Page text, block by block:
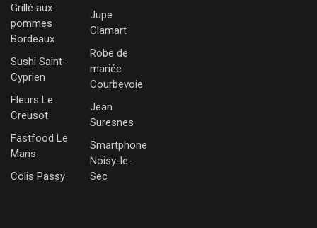
Grillé aux
pommes
Bordeaux
Sushi Saint-
Cyprien
Fleurs Le
Creusot
Fastfood Le
Mans
Colis Passy
Jupe
Clamart
Robe de
mariée
Courbevoie
Jean
Suresnes
Smartphone
Noisy-le-
Sec